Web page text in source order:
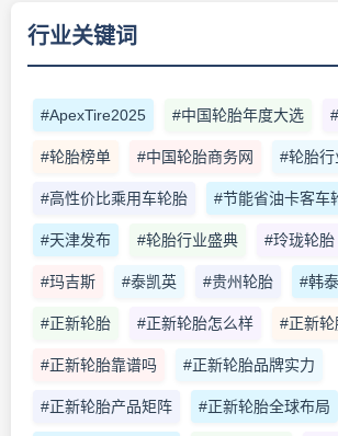
行业关键词
#ApexTire2025 #中国轮胎年度大选
#轮胎榜单 #中国轮胎商务网 #轮胎
#高性价比乘用车轮胎 #节能省油卡客车
#天津发布 #轮胎行业盛典 #玲珑轮胎
#玛吉斯 #泰凯英 #贵州轮胎 #韩
#正新轮胎 #正新轮胎怎么样 #正新
#正新轮胎靠谱吗 #正新轮胎品牌实力
#正新轮胎产品矩阵 #正新轮胎全球布局